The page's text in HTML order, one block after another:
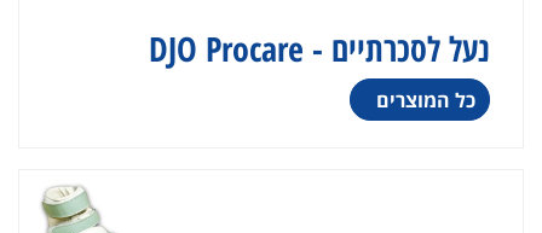
נעל לסכרתיים - DJO Procare
כל המוצרים